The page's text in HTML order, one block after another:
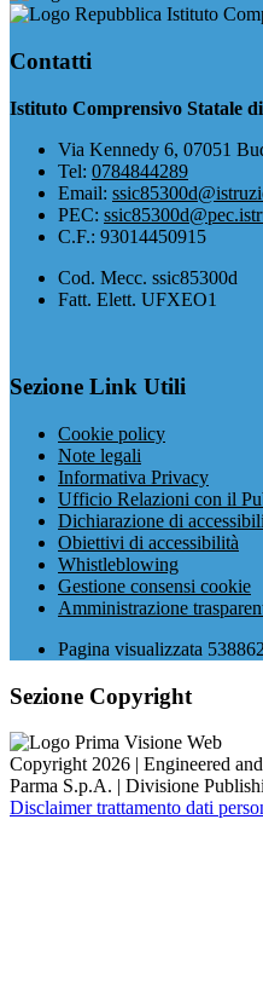
Istituto
Contatti
Istituto Comprensivo Statale
Via Kennedy 6, 07051
Tel: 0784844289
Email:
PEC:
C.F.: 93014450915
Cod. Mecc. ssic85300d
Fatt. Elett. UFXEO1
Sezione Link Utili
Cookie policy
Note legali
Informativa Privacy
Ufficio Relazioni con il
Dichiarazione di
Obiettivi di accessibilità
Whistleblowing
Gestione consensi cookie
Amministrazione
Pagina visualizzata 538862
Sezione Copyright
Copyright 2026 | Engineered
Parma S.p.A. | Divisione
Disclaimer trattamento dati